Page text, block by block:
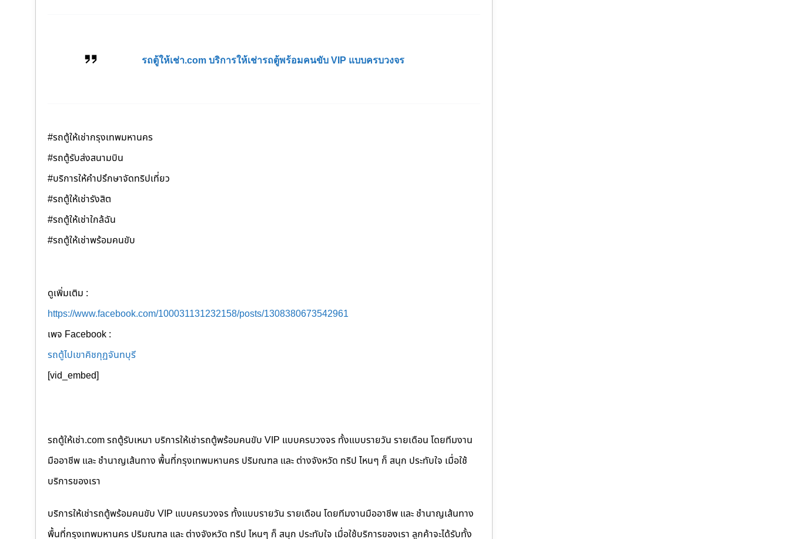
รถตู้ให้เช่า.com บริการให้เช่ารถตู้พร้อมคนขับ VIP แบบครบวงจร
#รถตู้ให้เช่ากรุงเทพมหานคร
#รถตู้รับส่งสนามบิน
#บริการให้คำปรึกษาจัดทริปเที่ยว
#รถตู้ให้เช่ารังสิต
#รถตู้ให้เช่าใกล้ฉัน
#รถตู้ให้เช่าพร้อมคนขับ
ดูเพิ่มเติม :
https://www.facebook.com/100031131232158/posts/1308380673542961
เพจ Facebook :
รถตู้ไปเขาคิชกุฏจันทบุรี
[vid_embed]
รถตู้ให้เช่า.com รถตู้รับเหมา บริการให้เช่ารถตู้พร้อมคนขับ VIP แบบครบวงจร ทั้งแบบรายวัน รายเดือน โดยทีมงาน
มืออาชีพ และ ชำนาญเส้นทาง พื้นที่กรุงเทพมหานคร ปริมณฑล และ ต่างจังหวัด ทริป ไหนๆ ก็ สนุก ประทับใจ เมื่อใช้
บริการของเรา
บริการให้เช่ารถตู้พร้อมคนขับ VIP แบบครบวงจร ทั้งแบบรายวัน รายเดือน โดยทีมงานมืออาชีพ และ ชำนาญเส้นทาง
พื้นที่กรุงเทพมหานคร ปริมณฑล และ ต่างจังหวัด ทริป ไหนๆ ก็ สนุก ประทับใจ เมื่อใช้บริการของเรา ลูกค้าจะได้รับทั้ง